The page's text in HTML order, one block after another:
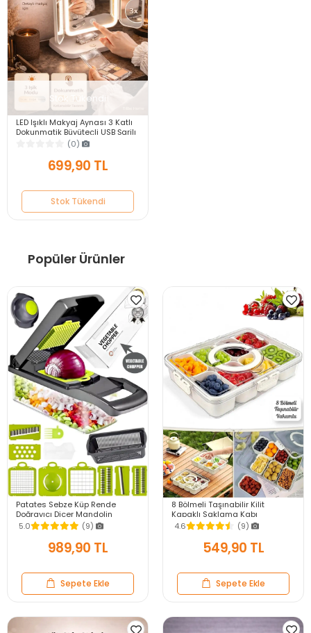
Stok Tükendi
LED Işıklı Makyaj Aynası 3 Katlı
Dokunmatik Büyüteçli USB Şarjlı
Katlanabilir Masaüstü Makyaj
(0)
699,90 TL
Stok Tükendi
Popüler Ürünler
Patates Sebze Küp Rende
Doğrayıcı Dicer Mandolin
Dilimleyici Jülyen Kesici
Vegetable Chopper Seti
5.0 (9)
989,90 TL
Sepete Ekle
8 Bölmeli Taşınabilir Kilit
Kapaklı Saklama Kabı
Kahvaltılık Organizer Piknik Seti
Gıda Kutusu
4.6 (9)
549,90 TL
Sepete Ekle